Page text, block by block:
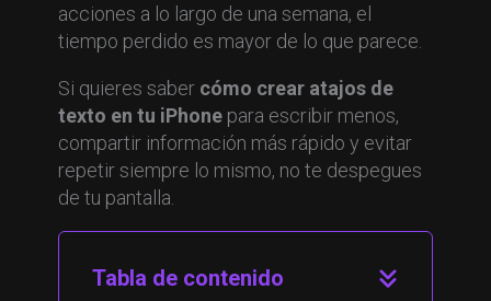
acciones a lo largo de una semana, el
tiempo perdido es mayor de lo que parece.
Si quieres saber cómo crear atajos de
texto en tu iPhonepara escribir menos,
compartir información más rápido y evitar
repetir siempre lo mismo, no te despegues
de tu pantalla.
Tabla de contenido